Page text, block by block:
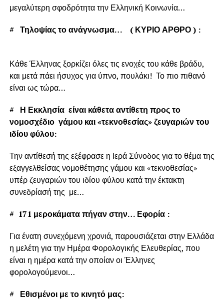
μεγαλύτερη σφοδρότητα την Ελληνική Κοινωνία…
# Τηλοψίας το ανάγνωσμα… ( ΚΥΡΙΟ ΑΡΘΡΟ ) :
Κάθε Έλληνας ξορκίζει όλες τις ενοχές του κάθε βράδυ,
και μετά πάει ήσυχος για ύπνο, πουλάκι! Το πιο πιθανό
είναι ως τώρα…
#
Η Εκκλησία είναι κάθετα αντίθετη προς το
νομοσχέδιο γάμου και «τεκνοθεσίας» ζευγαριών του
ιδίου φύλου:
Την αντίθεσή της εξέφρασε η Ιερά Σύνοδος για το θέμα της
εξαγγελθείσας νομοθέτησης γάμου και «τεκνοθεσίας»
υπέρ ζευγαριών του ιδίου φύλου κατά την έκτακτη
συνεδρίασή της με…
# 171 μεροκάματα πήγαν στην… Εφορία :
Για ένατη συνεχόμενη χρονιά, παρουσιάζεται στην Ελλάδα
η μελέτη για την Ημέρα Φορολογικής Ελευθερίας, που
είναι η ημέρα κατά την οποίαν οι Έλληνες
φορολογούμενοι…
#Εθισμένοι με το κινητό μας: